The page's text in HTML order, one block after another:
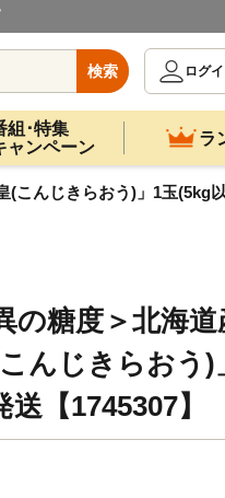
検索
ログ
組･特集
ャンペーン
ラ
んじきらおう)」1玉(5kg
の糖度＞北海
こんじきらおう
【1745307】